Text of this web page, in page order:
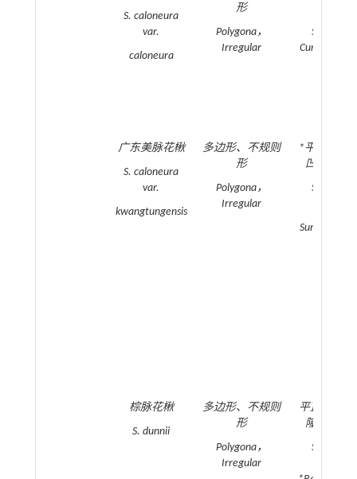
S. caloneura
var.
caloneura
形
Polygona，
Irregular
Straight
Curved；
广东美脉花楸
S. caloneura
var.
kwangtungensis
多边形、不规则
形
Polygona，
Irregular
*平直、弧
凹陷/不可
Straight
Sunken/
棕脉花楸
S. dunnii
多边形、不规则
形
Polygona，
Irregular
平直、弧
隆起/不可
Straight